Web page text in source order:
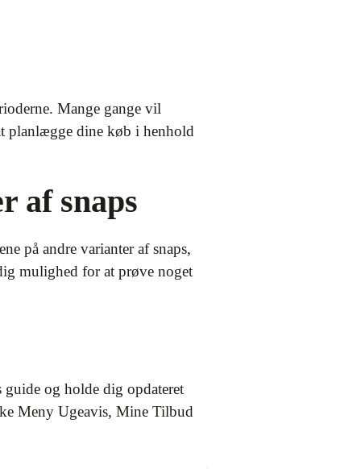
Mange gange vil
planlægge dine køb i henhold
af snaps
på andre varianter af snaps,
mulighed for at prøve noget
og holde dig opdateret
Meny Ugeavis, Mine Tilbud